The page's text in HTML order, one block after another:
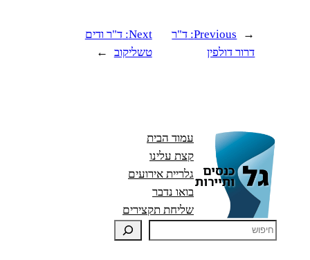
←
Previous: ד"ר
דרור דולפין
Next: ד"ר ודים
טשליקוב
→
עמוד הבית
קצת עלינו
גלריית אירועים
בואו נדבר
שליחת תקצירים